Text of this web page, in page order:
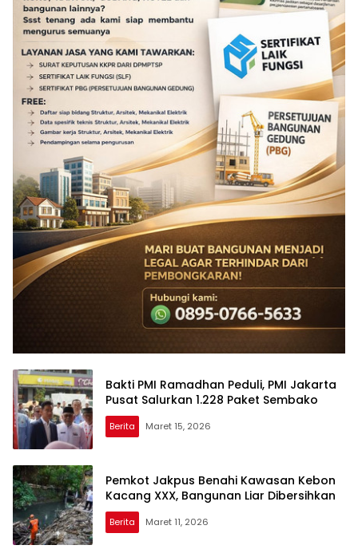
Bakti PMI Ramadhan Peduli, PMI Jakarta
Pusat Salurkan 1.228 Paket Sembako
Berita Maret 15, 2026
Pemkot Jakpus Benahi Kawasan Kebon
Kacang XXX, Bangunan Liar Dibersihkan
Berita Maret 11, 2026